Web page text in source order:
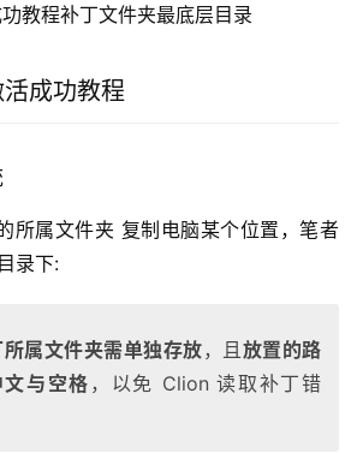
教程补丁文件夹最底层目录
成功教程
所属文件夹 复制电脑某个位置，笔者
录下:
所属文件夹需单独存放，且放置的路
与空格 ，以免 Clion 读取补丁错